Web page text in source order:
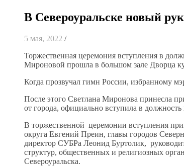
В Североуральске новый
5 мая, 2022 /
Торжественная церемония вступления в
Мироновой прошла в большом зале Дворца
Когда прозвучал гимн России, избранному
После этого Светлана Миронова принесла
от города, официально вступила в должность
В торжественной церемонии вступления
округа Евгений Преин, главы городов
директор СУБРа Леонид Буртолик,
структур, общественных и религиозных
Североуральска.